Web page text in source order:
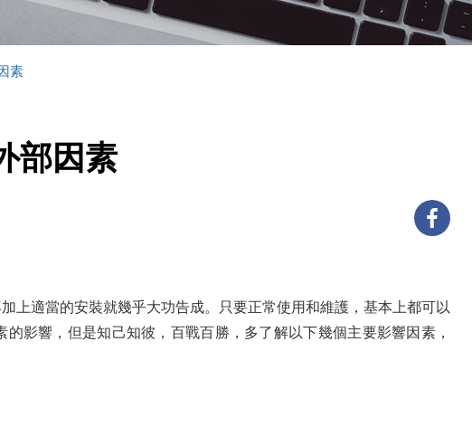
素
部因素
上適當的安裝就幾乎大功告成。只要正常使用和維護，基本上都可以
影響，但是知己知彼，百戰百勝，多了解以下幾個主要影響因素，